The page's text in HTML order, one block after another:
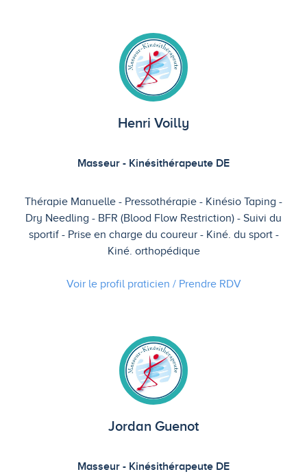
Henri Voilly
Masseur - Kinésithérapeute DE
Thérapie Manuelle Pressothérapie
Kinésio Taping
Dry Needling
BFR (Blood Flow Restriction)
Suivi du
sportif
Prise en charge du coureur
Kiné. du sport
Kiné. orthopédique
Voir le profil praticien / Prendre RDV
Jordan Guenot
Masseur - Kinésithérapeute DE